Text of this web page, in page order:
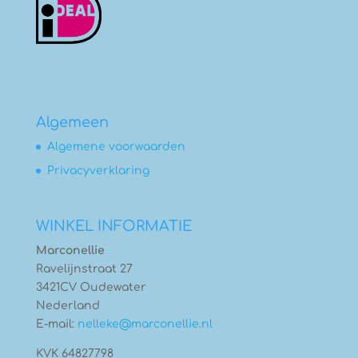
Algemeen
Algemene voorwaarden
Privacyverklaring
WINKEL INFORMATIE
Marconellie
Ravelijnstraat 27
3421CV Oudewater
Nederland
E-mail: nelleke@marconellie.nl
KVK 64827798